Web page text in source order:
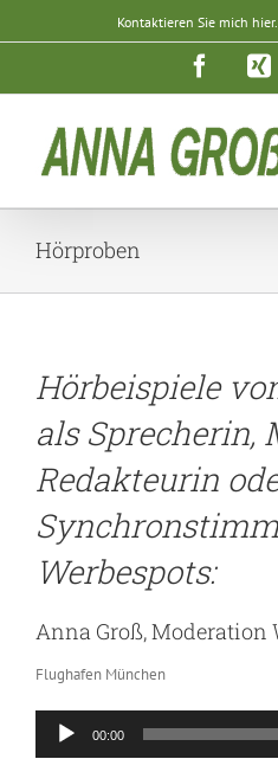
Kontaktieren Sie mich hier.
Hörproben
Hörbeispiele
als Sprecherin,
Redakteurin
Werbespots:
Anna Groß, Moderation
Flughafen München
Audio-
Player
00:00